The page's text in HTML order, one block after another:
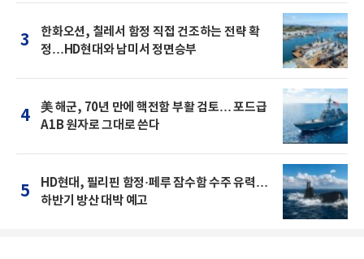
3
한화오션, 칠레서 함정 직접 건조하는 전략 확
정…HD현대와 남미서 정면승부
4
美 해군, 70년 만에 핵전함 부활 검토… 포드급
A1B 원자로 그대로 쓴다
5
HD현대, 필리핀 함정·페루 잠수함 수주 유력…
하반기 방산 대박 예고